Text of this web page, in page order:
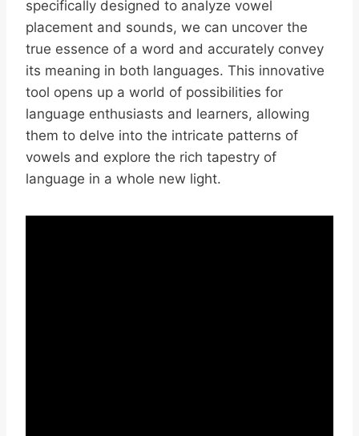
specifically designed to analyze vowel
placement and sounds, we can uncover the
true essence of a word and accurately convey
its meaning in both languages. This innovative
tool opens up a world of possibilities for
language enthusiasts and learners, allowing
them to delve into the intricate patterns of
vowels and explore the rich tapestry of
language in a whole new light.